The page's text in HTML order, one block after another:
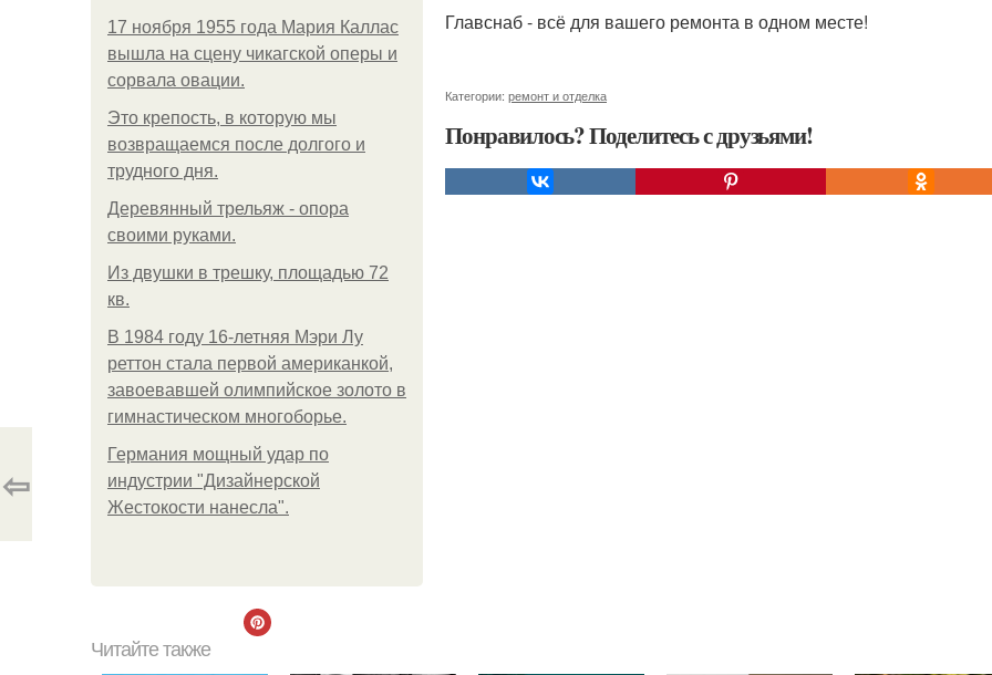
17 ноября 1955 года Мария Каллас
вышла на сцену чикагской оперы и
сорвала овации.
Это крепость, в которую мы
возвращаемся после долгого и
трудного дня.
Деревянный трельяж - опора
своими руками.
Из двушки в трешку, площадью 72
кв.
В 1984 году 16-летняя Мэри Лу
реттон стала первой американкой,
завоевавшей олимпийское золото в
гимнастическом многоборье.
Германия мощный удар по
индустрии "Дизайнерской
Жестокости нанесла".
Главснаб - всё для вашего ремонта в одном месте!
Категории: ремонт и отделка
Понравилось? Поделитесь с друзьями!
⇦
Читайте также